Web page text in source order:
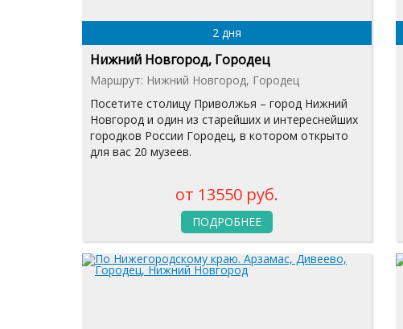
2 дня
Нижний Новгород, Городец
Маршрут: Нижний Новгород, Городец
Посетите столицу Приволжья – город Нижний
Новгород и один из старейших и интереснейших
городков России Городец, в котором открыто
для вас 20 музеев.
от 13550 руб.
ПОДРОБНЕЕ